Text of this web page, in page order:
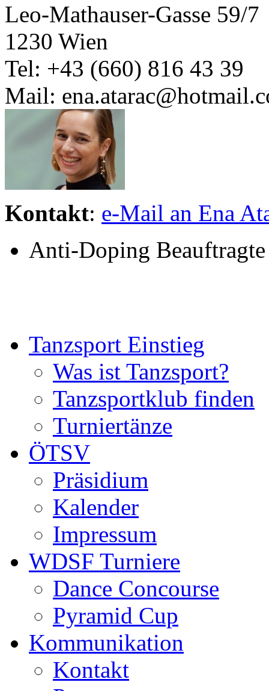
Leo-Mathauser-Gasse 59/7
1230 Wien
Tel: +43 (660) 816 43 39
Mail:
Kontakt: e-Mail an Ena
Anti-Doping Beauftragte
Tanzsport Einstieg
Was ist Tanzsport?
Tanzsportklub finden
Turniertänze
ÖTSV
Präsidium
Kalender
Impressum
WDSF Turniere
Dance Concourse
Pyramid Cup
Kommunikation
Kontakt